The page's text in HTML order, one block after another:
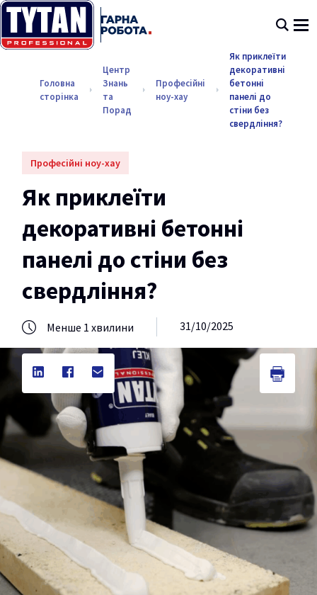
Головна
сторінка
Центр
Знань
та
Порад
Професійні
ноу-хау
Як приклеїти
декоративні
бетонні
панелі до
стіни без
свердління?
Професійні ноу-хау
Як приклеїти
декоративні бетонні
панелі до стіни без
свердління?
Менше 1 хвилини 31/10/2025